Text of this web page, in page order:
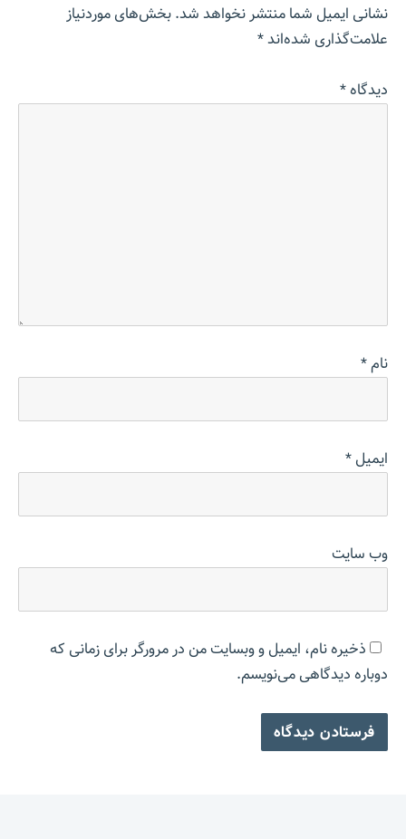
نشانی ایمیل شما منتشر نخواهد شد.بخش‌های موردنیاز
علامت‌گذاری شده‌اند*
دیدگاه*
نام*
ایمیل*
وب‌ سایت
ذخیره نام، ایمیل و وبسایت من در مرورگر برای زمانی که
دوباره دیدگاهی می‌نویسم.